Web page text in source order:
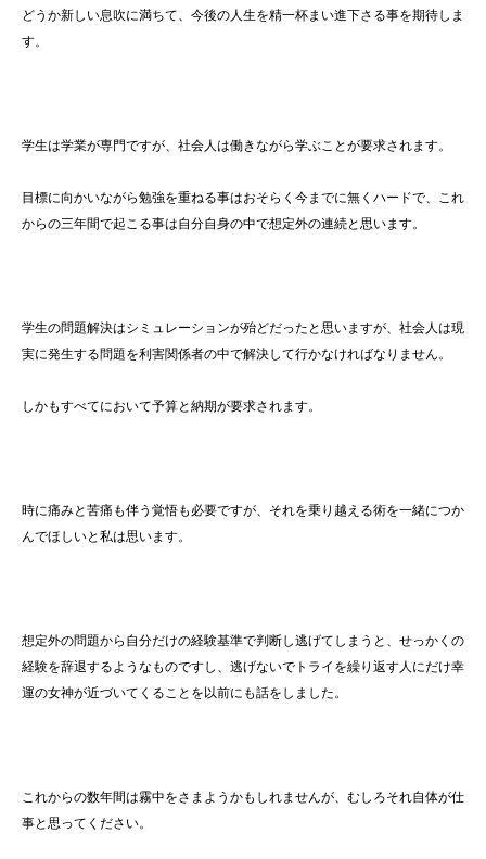
どうか新しい息吹に満ちて、今後の人生を精一杯まい進下さる事を期待しま
す。
学生は学業が専門ですが、社会人は働きながら学ぶことが要求されます。
目標に向かいながら勉強を重ねる事はおそらく今までに無くハードで、これ
からの三年間で起こる事は自分自身の中で想定外の連続と思います。
学生の問題解決はシミュレーションが殆どだったと思いますが、社会人は現
実に発生する問題を利害関係者の中で解決して行かなければなりません。
しかもすべてにおいて予算と納期が要求されます。
時に痛みと苦痛も伴う覚悟も必要ですが、それを乗り越える術を一緒につか
んでほしいと私は思います。
想定外の問題から自分だけの経験基準で判断し逃げてしまうと、せっかくの
経験を辞退するようなものですし、逃げないでトライを繰り返す人にだけ幸
運の女神が近づいてくることを以前にも話をしました。
これからの数年間は霧中をさまようかもしれませんが、むしろそれ自体が仕
事と思ってください。